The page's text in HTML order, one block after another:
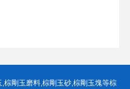
棕剛玉磨料, 棕剛玉砂, 棕剛玉塊等棕